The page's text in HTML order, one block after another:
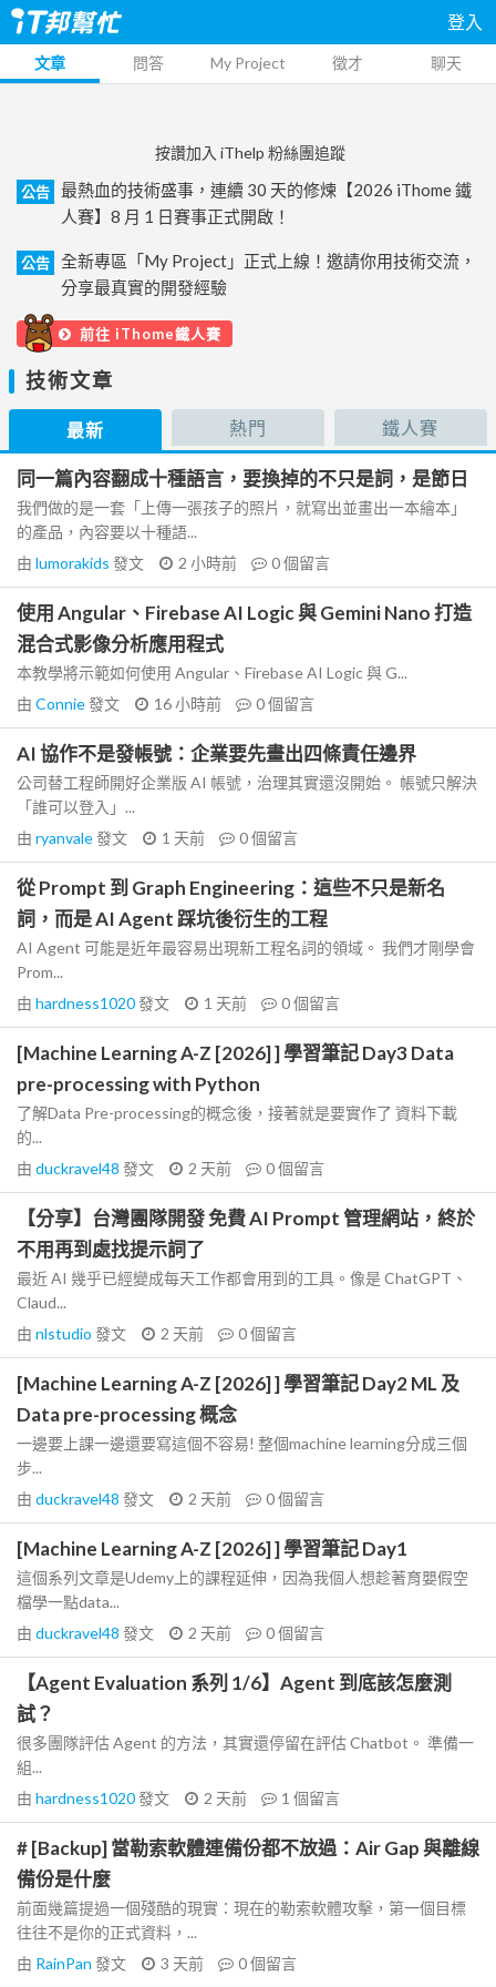
登入
文章 問答 My Project 徵才 聊天
按讚加入 iThelp 粉絲團追蹤
公告
最熱血的技術盛事，連續 30 天的修煉【2026 iThome 鐵
人賽】8 月 1 日賽事正式開啟！
公告
全新專區「My Project」正式上線！邀請你用技術交流，
分享最真實的開發經驗
前往 iThome鐵人賽
技術文章
最新 熱門 鐵人賽
同一篇內容翻成十種語言，要換掉的不只是詞，是節日
我們做的是一套「上傳一張孩子的照片，就寫出並畫出一本繪本」
的產品，內容要以十種語...
由 lumorakids 發文 2 小時前 0個留言
使用 Angular、Firebase AI Logic 與 Gemini Nano 打造
混合式影像分析應用程式
本教學將示範如何使用 Angular、Firebase AI Logic 與 G...
由 Connie發文 16 小時前 0個留言
AI 協作不是發帳號：企業要先畫出四條責任邊界
公司替工程師開好企業版 AI 帳號，治理其實還沒開始。 帳號只解決
「誰可以登入」...
由 ryanvale發文 1 天前 0個留言
從 Prompt 到 Graph Engineering：這些不只是新名
詞，而是 AI Agent 踩坑後衍生的工程
AI Agent 可能是近年最容易出現新工程名詞的領域。 我們才剛學會
Prom...
由 hardness1020發文 1 天前 0個留言
[Machine Learning A-Z [2026] ] 學習筆記 Day3 Data
pre-processing with Python
了解Data Pre-processing的概念後，接著就是要實作了 資料下載
的...
由 duckravel48 發文 2 天前 0個留言
【分享】台灣團隊開發 免費 AI Prompt 管理網站，終於
不用再到處找提示詞了
最近 AI 幾乎已經變成每天工作都會用到的工具。像是 ChatGPT、
Claud...
由 nlstudio 發文 2 天前 0個留言
[Machine Learning A-Z [2026] ] 學習筆記 Day2 ML 及
Data pre-processing 概念
一邊要上課一邊還要寫這個不容易! 整個machine learning分成三個
步...
由 duckravel48 發文 2 天前 0個留言
[Machine Learning A-Z [2026] ] 學習筆記 Day1
這個系列文章是Udemy上的課程延伸，因為我個人想趁著育嬰假空
檔學一點data...
由 duckravel48 發文 2 天前 0個留言
【Agent Evaluation 系列 1/6】Agent 到底該怎麼測
試？
很多團隊評估 Agent 的方法，其實還停留在評估 Chatbot。 準備一
組...
由 hardness1020發文 2 天前 1 個留言
# [Backup] 當勒索軟體連備份都不放過：Air Gap 與離線
備份是什麼
前面幾篇提過一個殘酷的現實：現在的勒索軟體攻擊，第一個目標
往往不是你的正式資料，...
由 RainPan 發文 3 天前 0個留言